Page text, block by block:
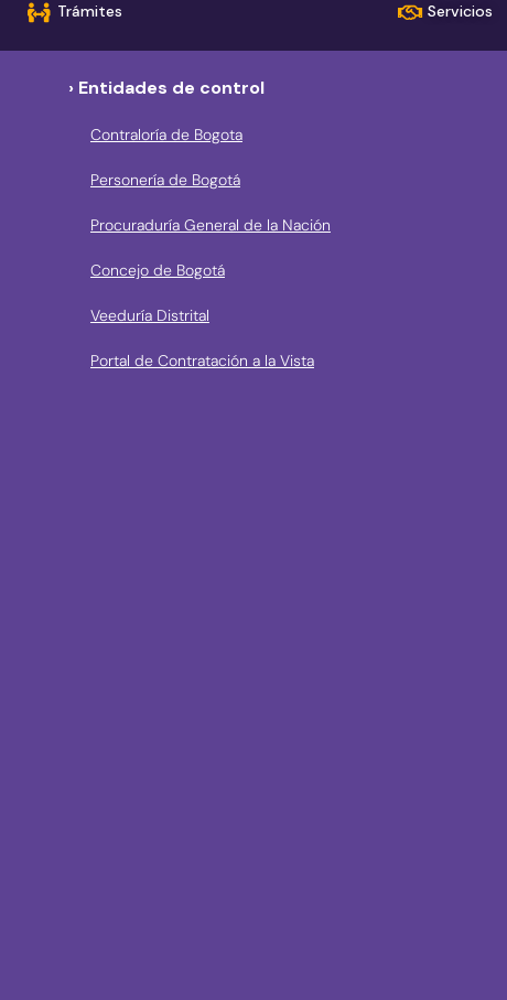
Trámites Servicios
› Entidades de control
Contraloría de Bogota
Personería de Bogotá
Procuraduría General de la Nación
Concejo de Bogotá
Veeduría Distrital
Portal de Contratación a la Vista